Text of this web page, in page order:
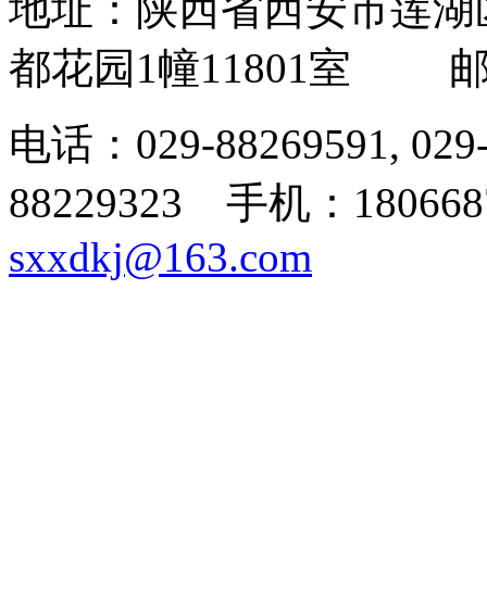
地址：陕西省西安市莲
都花园1幢11801室
电话：029-88269591,
88229323 手机：
sxxdkj@163.com